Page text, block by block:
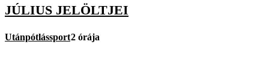
JÚLIUS JELÖLTJEI
Utánpótlássport2 órája